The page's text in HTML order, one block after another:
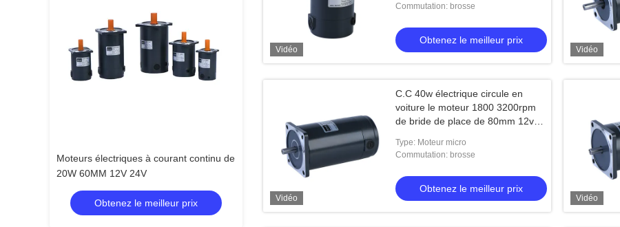
Moteurs électriques à courant continu de
20W 60MM 12V 24V
Obtenez le meilleur prix
Moteurs électriques à courant continu de
20W 60MM 12V 24V
Obtenez le meilleur prix
Vidéo
Commutation: brosse
Obtenez le meilleur prix
Vidéo
Vidéo
C.C 40w électrique circule en
voiture le moteur 1800 3200rpm
de bride de place de 80mm 12v
Type: Moteur micro
Commutation: brosse
Obtenez le meilleur prix
Vidéo